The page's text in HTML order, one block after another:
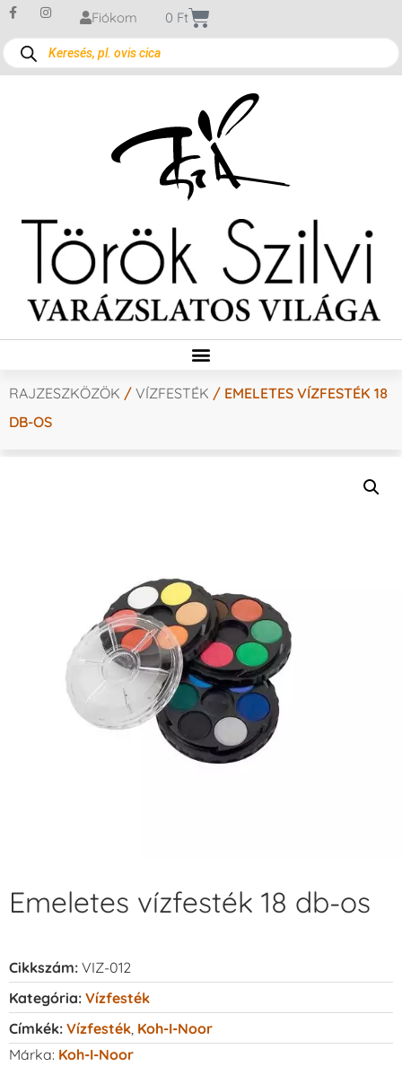
Fiókom 0 Ft
RAJZESZKÖZÖK / VÍZFESTÉK / EMELETES VÍZFESTÉK 18
DB-OS
Emeletes vízfesték 18 db-os
Cikkszám: VIZ-012
Kategória: Vízfesték
Címkék: Vízfesték Koh-I-Noor
Márka: Koh-I-Noor